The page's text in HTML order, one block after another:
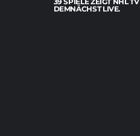
PINGUINS BREMERHAVEN
DEMNÄCHST LIVE.